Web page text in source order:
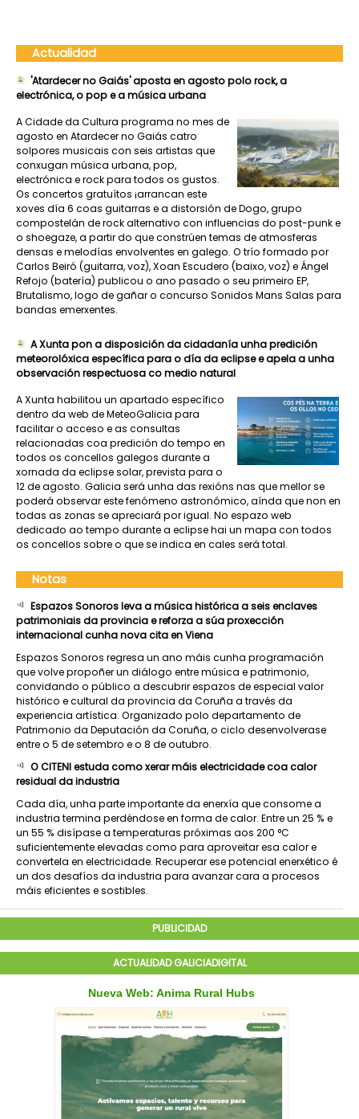
Actualidad
'Atardecer no Gaiás' aposta en agosto polo rock, a
electrónica, o pop e a música urbana
A Cidade da Cultura programa no mes de
agosto en Atardecer no Gaiás catro
solpores musicais con seis artistas que
conxugan música urbana, pop,
electrónica e rock para todos os gustos.
Os concertos gratuítos ¡arrancan este
xoves día 6 coas guitarras e a distorsión de Dogo, grupo
compostelán de rock alternativo con influencias do post-punk e
o shoegaze, a partir do que constrúen temas de atmosferas
densas e melodías envolventes en galego. O trío formado por
Carlos Beiró (guitarra, voz), Xoan Escudero (baixo, voz) e Ángel
Refojo (batería) publicou o ano pasado o seu primeiro EP,
Brutalismo, logo de gañar o concurso Sonidos Mans Salas para
bandas emerxentes.
A Xunta pon a disposición da cidadanía unha predición
meteorolóxica específica para o día da eclipse e apela a unha
observación respectuosa co medio natural
A Xunta habilitou un apartado específico
dentro da web de MeteoGalicia para
facilitar o acceso e as consultas
relacionadas coa predición do tempo en
todos os concellos galegos durante a
xornada da eclipse solar, prevista para o
12 de agosto. Galicia será unha das rexións nas que mellor se
poderá observar este fenómeno astronómico, aínda que non en
todas as zonas se apreciará por igual. No espazo web
dedicado ao tempo durante a eclipse hai un mapa con todos
os concellos sobre o que se indica en cales será total.
Notas
Espazos Sonoros leva a música histórica a seis enclaves
patrimoniais da provincia e reforza a súa proxección
internacional cunha nova cita en Viena
Espazos Sonoros regresa un ano máis cunha programación
que volve propoñer un diálogo entre música e patrimonio,
convidando o público a descubrir espazos de especial valor
histórico e cultural da provincia da Coruña a través da
experiencia artística. Organizado polo departamento de
Patrimonio da Deputación da Coruña, o ciclo desenvolverase
entre o 5 de setembro e o 8 de outubro.
O CITENI estuda como xerar máis electricidade coa calor
residual da industria
Cada día, unha parte importante da enerxía que consome a
industria termina perdéndose en forma de calor. Entre un 25 % e
un 55 % disípase a temperaturas próximas aos 200 °C
suficientemente elevadas como para aproveitar esa calor e
convertela en electricidade. Recuperar ese potencial enerxético é
un dos desafíos da industria para avanzar cara a procesos
máis eficientes e sostibles.
PUBLICIDAD
ACTUALIDAD GALICIADIGITAL